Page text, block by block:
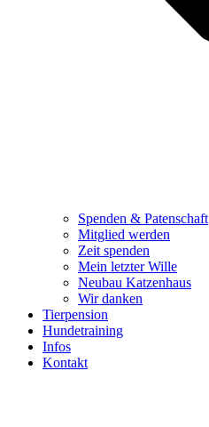
Spenden & Patenschaft
Mitglied werden
Zeit spenden
Mein letzter Wille
Neubau Katzenhaus
Wir danken
Tierpension
Hundetraining
Infos
Kontakt